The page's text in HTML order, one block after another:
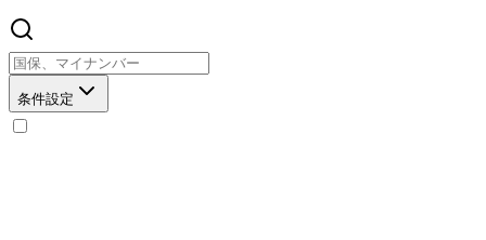
条件設定